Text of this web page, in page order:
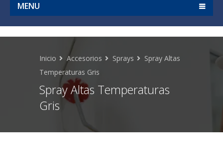
MENU
Spray Altas Temperaturas
Gris
Inicio Accesorios Sprays
Spray Altas
Temperaturas Gris